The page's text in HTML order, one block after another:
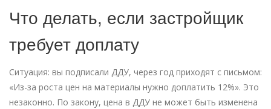
Что делать, если застройщик
требует доплату
Ситуация: вы подписали ДДУ, через год приходят с письмом:
«Из-за роста цен на материалы нужно доплатить 12%». Это
незаконно. По закону, цена в ДДУ не может быть изменена